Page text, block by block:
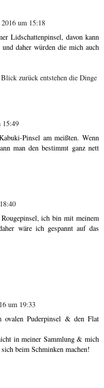
um 15:18
Lidschattenpinsel, davon kann
daher würden die mich auch
zurück entstehen die Dinge
15:49
Pinsel am meißten. Wenn
man den bestimmt ganz nett
ich bin mit meinem
wäre ich gespannt auf das
um 19:33
ovalen Puderpinsel & den Flat
in meiner Sammlung & mich
beim Schminken machen!